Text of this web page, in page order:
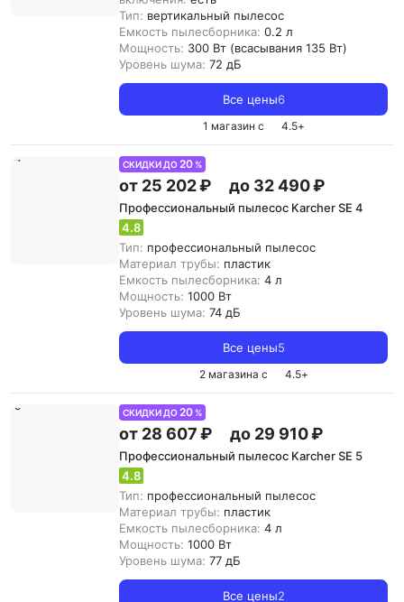
Тип: вертикальный пылесос
Емкость пылесборника: 0.2 л
Мощность: 300 Вт (всасывания 135 Вт)
Уровень шума: 72 дБ
Все цены6
1 магазин с 4.5+
СКИДКИ ДО20 %
от 25 202 ₽ до 32 490 ₽
Профессиональный пылесос Karcher SE 4
4.8
Тип: профессиональный пылесос
Материал трубы: пластик
Емкость пылесборника: 4 л
Мощность: 1000 Вт
Уровень шума: 74 дБ
Все цены5
2 магазина с 4.5+
СКИДКИ ДО20 %
от 28 607 ₽ до 29 910 ₽
Профессиональный пылесос Karcher SE 5
4.8
Тип: профессиональный пылесос
Материал трубы: пластик
Емкость пылесборника: 4 л
Мощность: 1000 Вт
Уровень шума: 77 дБ
Все цены2